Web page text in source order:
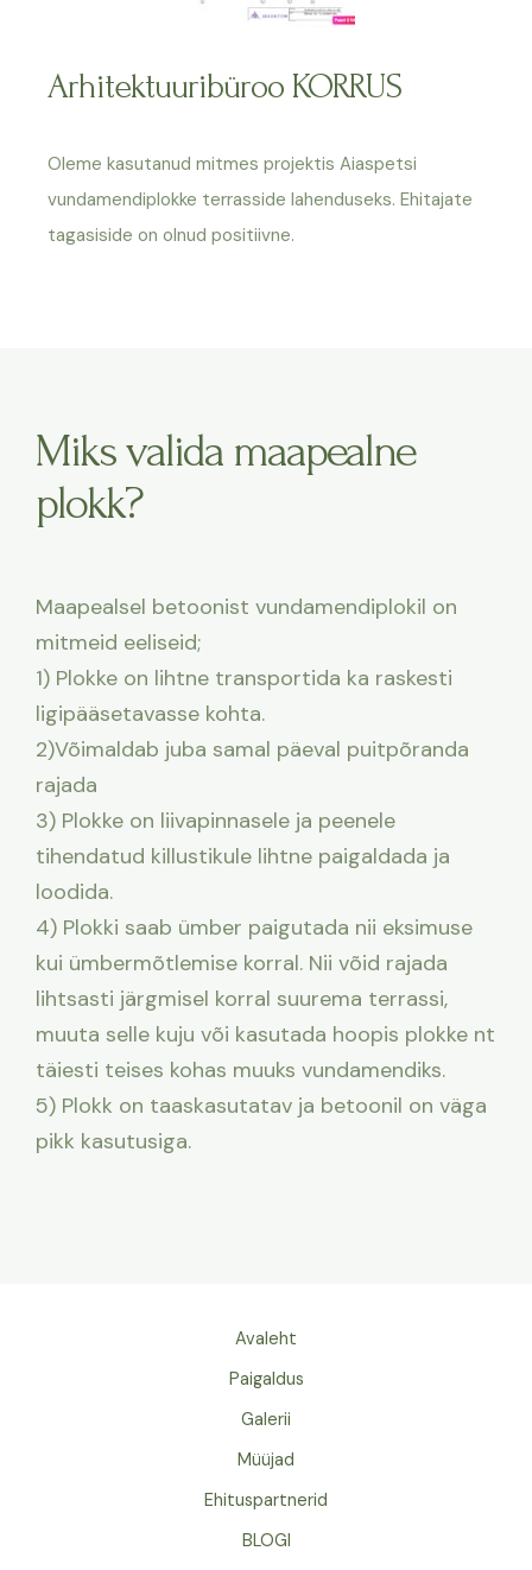
Arhitektuuribüroo KORRUS
Oleme kasutanud mitmes projektis Aiaspetsi
vundamendiplokke terrasside lahenduseks. Ehitajate
tagasiside on olnud positiivne.
Miks valida maapealne
plokk?
Maapealsel betoonist vundamendiplokil on
mitmeid eeliseid;
1) Plokke on lihtne transportida ka raskesti
ligipääsetavasse kohta.
2)Võimaldab juba samal päeval puitpõranda
rajada
3) Plokke on liivapinnasele ja peenele
tihendatud killustikule lihtne paigaldada ja
loodida.
4) Plokki saab ümber paigutada nii eksimuse
kui ümbermõtlemise korral. Nii võid rajada
lihtsasti järgmisel korral suurema terrassi,
muuta selle kuju või kasutada hoopis plokke nt
täiesti teises kohas muuks vundamendiks.
5) Plokk on taaskasutatav ja betoonil on väga
pikk kasutusiga.
Avaleht
Paigaldus
Galerii
Müüjad
Ehituspartnerid
BLOGI